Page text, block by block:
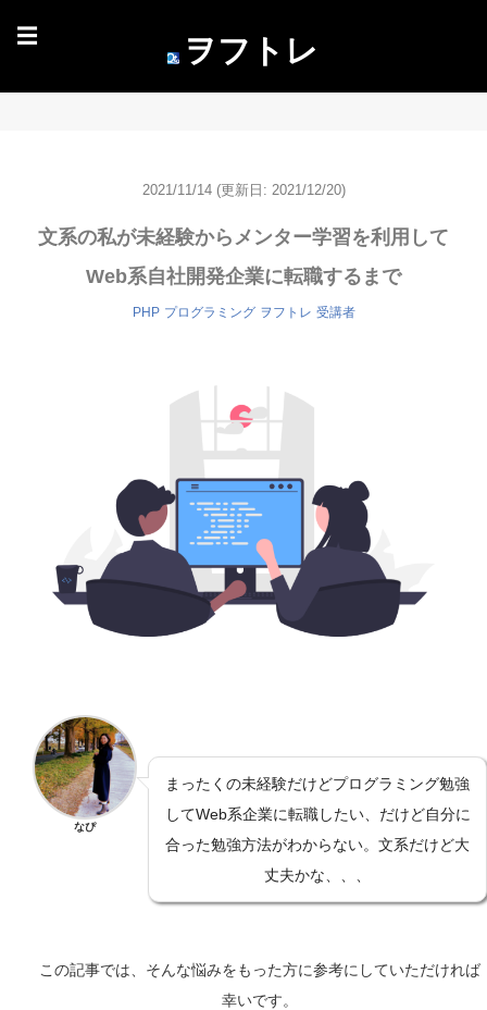
☰ ヲフトレ
2021/11/14 (更新日: 2021/12/20)
文系の私が未経験からメンター学習を利用して
Web系自社開発企業に転職するまで
PHP プログラミング ヲフトレ 受講者
なぴ
まったくの未経験だけどプログラミング勉強
してWeb系企業に転職したい、だけど自分に
合った勉強方法がわからない。文系だけど大
丈夫かな、、、
この記事では、そんな悩みをもった方に参考にしていただければ
幸いです。